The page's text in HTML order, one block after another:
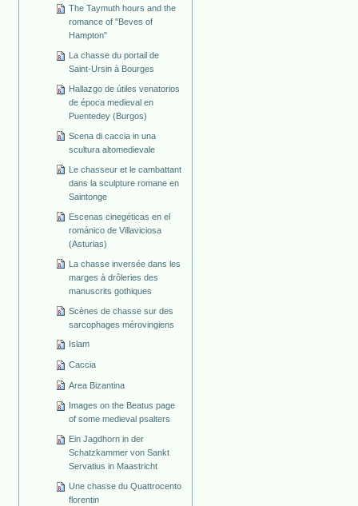
The Taymuth hours and the
romance of "Beves of
Hampton"
La chasse du portail de
Saint-Ursin à Bourges
Hallazgo de útiles venatorios
de época medieval en
Puentedey (Burgos)
Scena di caccia in una
scultura altomedievale
Le chasseur et le cambattant
dans la sculpture romane en
Saintonge
Escenas cinegéticas en el
románico de Villaviciosa
(Asturias)
La chasse inversée dans les
marges à drôleries des
manuscrits gothiques
Scènes de chasse sur des
sarcophages mérovingiens
Islam
Caccia
Area Bizantina
Images on the Beatus page
of some medieval psalters
Ein Jagdhorn in der
Schatzkammer von Sankt
Servatius in Maastricht
Une chasse du Quattrocento
florentin